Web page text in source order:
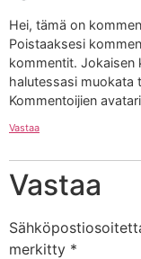
Hei, tämä on
Poistaaksesi
kommentit. Jokaisen
halutessasi muokata
Kommentoijien
Vastaa
Vastaa
merkitty *